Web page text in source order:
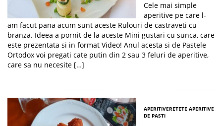
Cele mai simple
aperitive pe care l-
am facut pana acum sunt aceste Rulouri de castraveti cu
branza. Ideea a pornit de la aceste Mini gustari cu sunca, care
este prezentata si in format Video! Anul acesta si de Pastele
Ortodox voi pregati cate putin din 2 sau 3 feluri de aperitive,
care sa nu necesite […]
APERITIVERETETE APERITIVE
DE PASTI